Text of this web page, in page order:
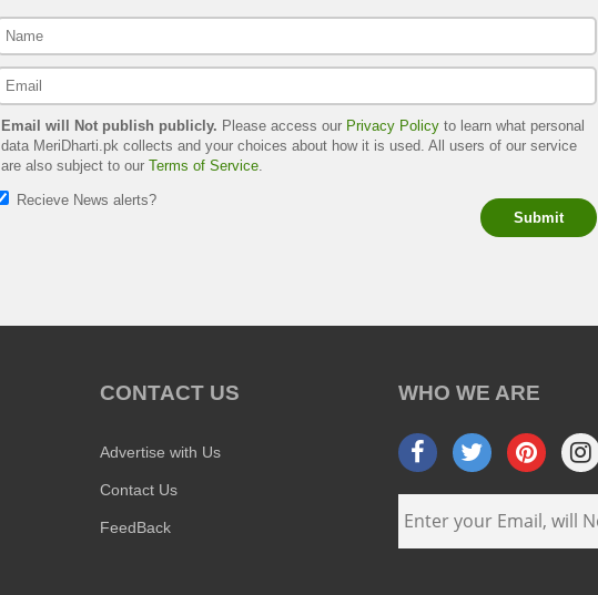
Email will Not publish publicly. Please access our Privacy Policy to learn what personal
data MeriDharti.pk collects and your choices about how it is used. All users of our service
are also subject to ourTerms of Service.
Recieve News alerts?
Submit
CONTACT US
Advertise with Us
Contact Us
FeedBack
WHO WE ARE